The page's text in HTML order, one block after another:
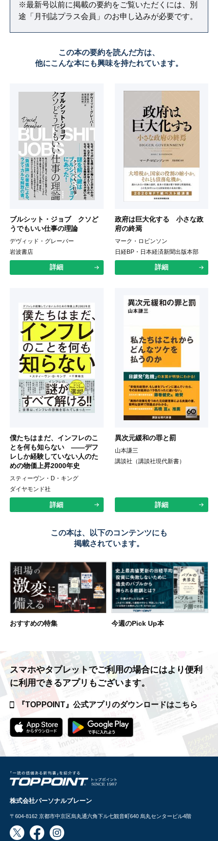
※最新号以前に掲載の要約をご覧いただくには、別
途「月刊誌プラス会員」のお申し込みが必要です。
この本の要約を読んだ方は、
他にこんな本にも興味を持たれています。
ブルシット・ジョブ クソど
うでもいい仕事の理論
デヴィッド・グレーバー
岩波書店
詳細
政府は巨大化する 小さな政
府の終焉
マーク・ロビンソン
日経BP・日本経済新聞出版本部
詳細
僕たちはまだ、インフレのこ
とを何も知らない ――デフ
レしか経験していない人のた
めの物価上昇2000年史
スティーヴン・D・キング
ダイヤモンド社
詳細
異次元緩和の罪と罰
山本謙三
講談社（講談社現代新書）
詳細
この本は、以下のコンテンツにも
掲載されています。
おすすめの特集 今週のPick Up本
スマホやタブレットでご利用の場合にはより便利
に利用できるアプリもございます。
『TOPPOINT』公式アプリのダウンロードはこちら
株式会社パーソナルブレーン
〒604-8162 京都市中京区烏丸通六角下ル七観音町640 烏丸センタービル4階